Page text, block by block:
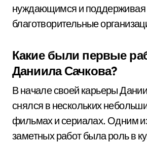
нуждающимся и поддерживая
благотворительные
Какие были первые
Даниила Сачкова?
В начале своей карьеры
снялся в нескольких
фильмах и сериалах. Одним
заметных работ была роль в